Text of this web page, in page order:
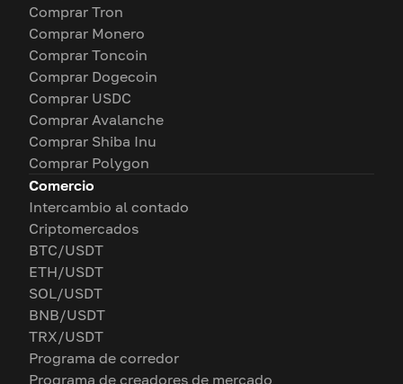
Comprar Tron
Comprar Monero
Comprar Toncoin
Comprar Dogecoin
Comprar USDC
Comprar Avalanche
Comprar Shiba Inu
Comprar Polygon
Comercio
Intercambio al contado
Criptomercados
BTC/USDT
ETH/USDT
SOL/USDT
BNB/USDT
TRX/USDT
Programa de corredor
Programa de creadores de mercado